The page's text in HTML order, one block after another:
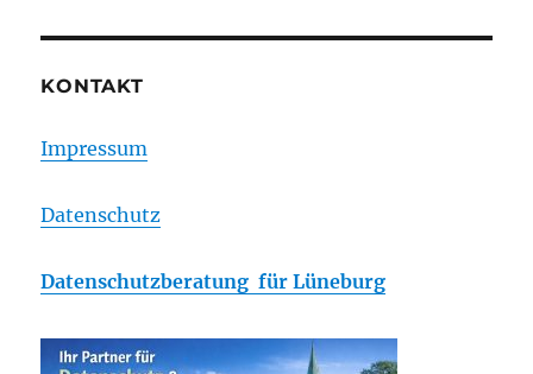
KONTAKT
Impressum
Datenschutz
Datenschutzberatung für Lüneburg